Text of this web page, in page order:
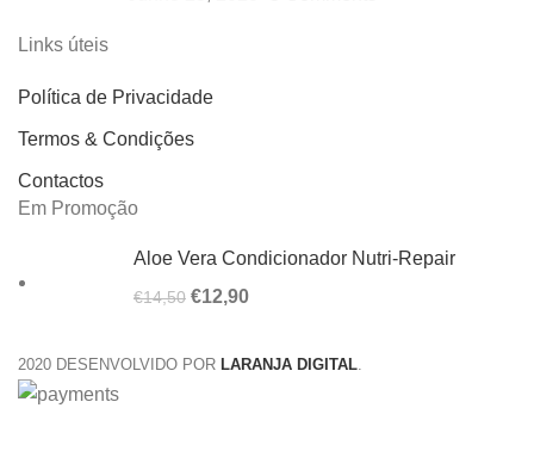
Links úteis
Política de Privacidade
Termos & Condições
Contactos
Em Promoção
Aloe Vera Condicionador Nutri-Repair
€14,50 O preço original era: €14,50.
€12,90
2020 DESENVOLVIDO POR LARANJA DIGITAL